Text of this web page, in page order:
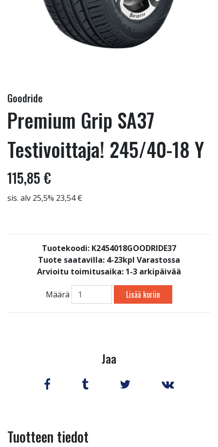
Goodride
Premium Grip SA37
Testivoittaja! 245/40-18 Y
115,85 €
sis. alv 25,5% 23,54 €
Tuotekoodi: K2454018GOODRIDE37
Tuote saatavilla: 4-23kpl Varastossa
Arvioitu toimitusaika: 1-3 arkipäivää
Määrä Lisää koriin
Jaa
Tuotteen tiedot